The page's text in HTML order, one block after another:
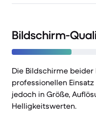
Bildschirm-
Die Bildschirme
professionellen
jedoch in Größe,
Helligkeitswerten.